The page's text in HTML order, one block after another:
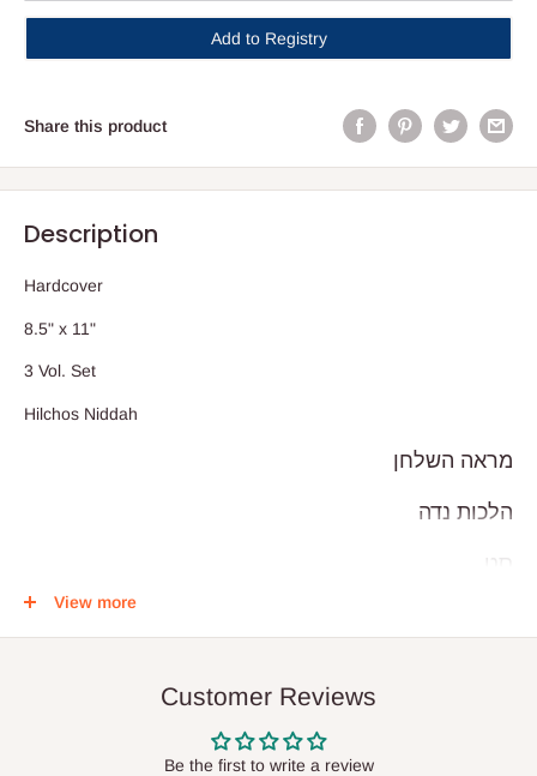
Add to Registry
Share this product
Description
Hardcover
8.5" x 11"
3 Vol. Set
Hilchos Niddah
מראה השלחן
הלכות נדה
טור שלחן ערוך מבואר
מאת: הרב מאיר וסרצוג
View more
Customer Reviews
Be the first to write a review